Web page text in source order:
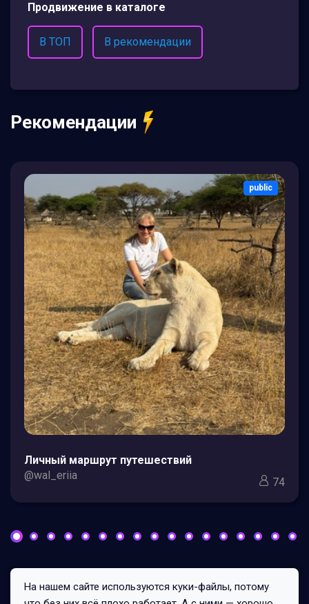
Продвижение в каталоге
В ТОП В рекомендации
Рекомендации
public
Личный маршрут путешествий
@wal_eriia
74
Все права защищены © 2026
На нашем сайте используются куки-файлы, потому